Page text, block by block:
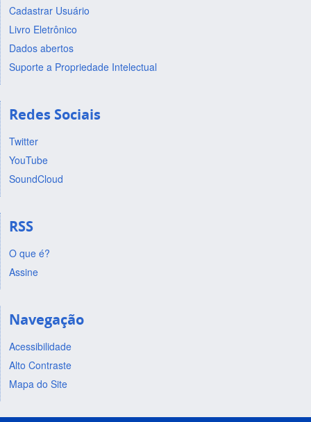
Cadastrar Usuário
Livro Eletrônico
Dados abertos
Suporte a Propriedade Intelectual
Redes Sociais
Twitter
YouTube
SoundCloud
RSS
O que é?
Assine
Navegação
Acessibilidade
Alto Contraste
Mapa do Site